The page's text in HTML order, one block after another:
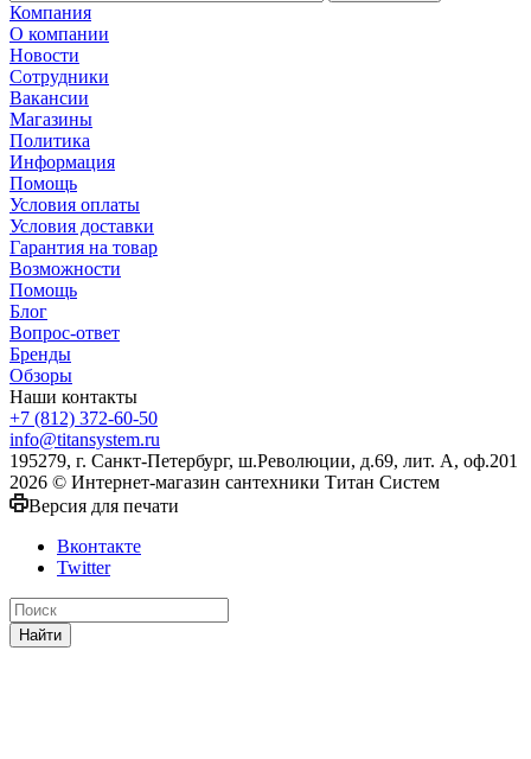
Компания
О компании
Новости
Сотрудники
Вакансии
Магазины
Политика
Информация
Помощь
Условия оплаты
Условия доставки
Гарантия на товар
Возможности
Помощь
Блог
Вопрос-ответ
Бренды
Обзоры
Наши контакты
+7 (812) 372-60-50
info@titansystem.ru
195279, г. Санкт-Петербург, ш.Революции, д.69, лит. А, оф.201
2026 © Интернет-магазин сантехники Титан Систем
Версия для печати
Вконтакте
Twitter
Найти